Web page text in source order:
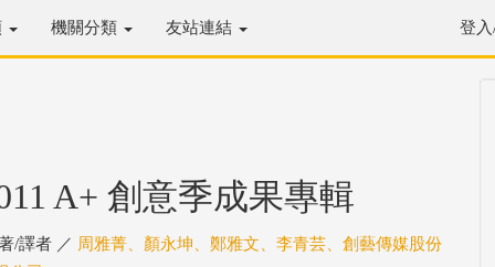
機關分類 友站連結 登
A+ 創意季成果專輯
/譯者 ／ 周雅菁、顏永坤、鄭雅文、李青芸、創藝傳媒股份